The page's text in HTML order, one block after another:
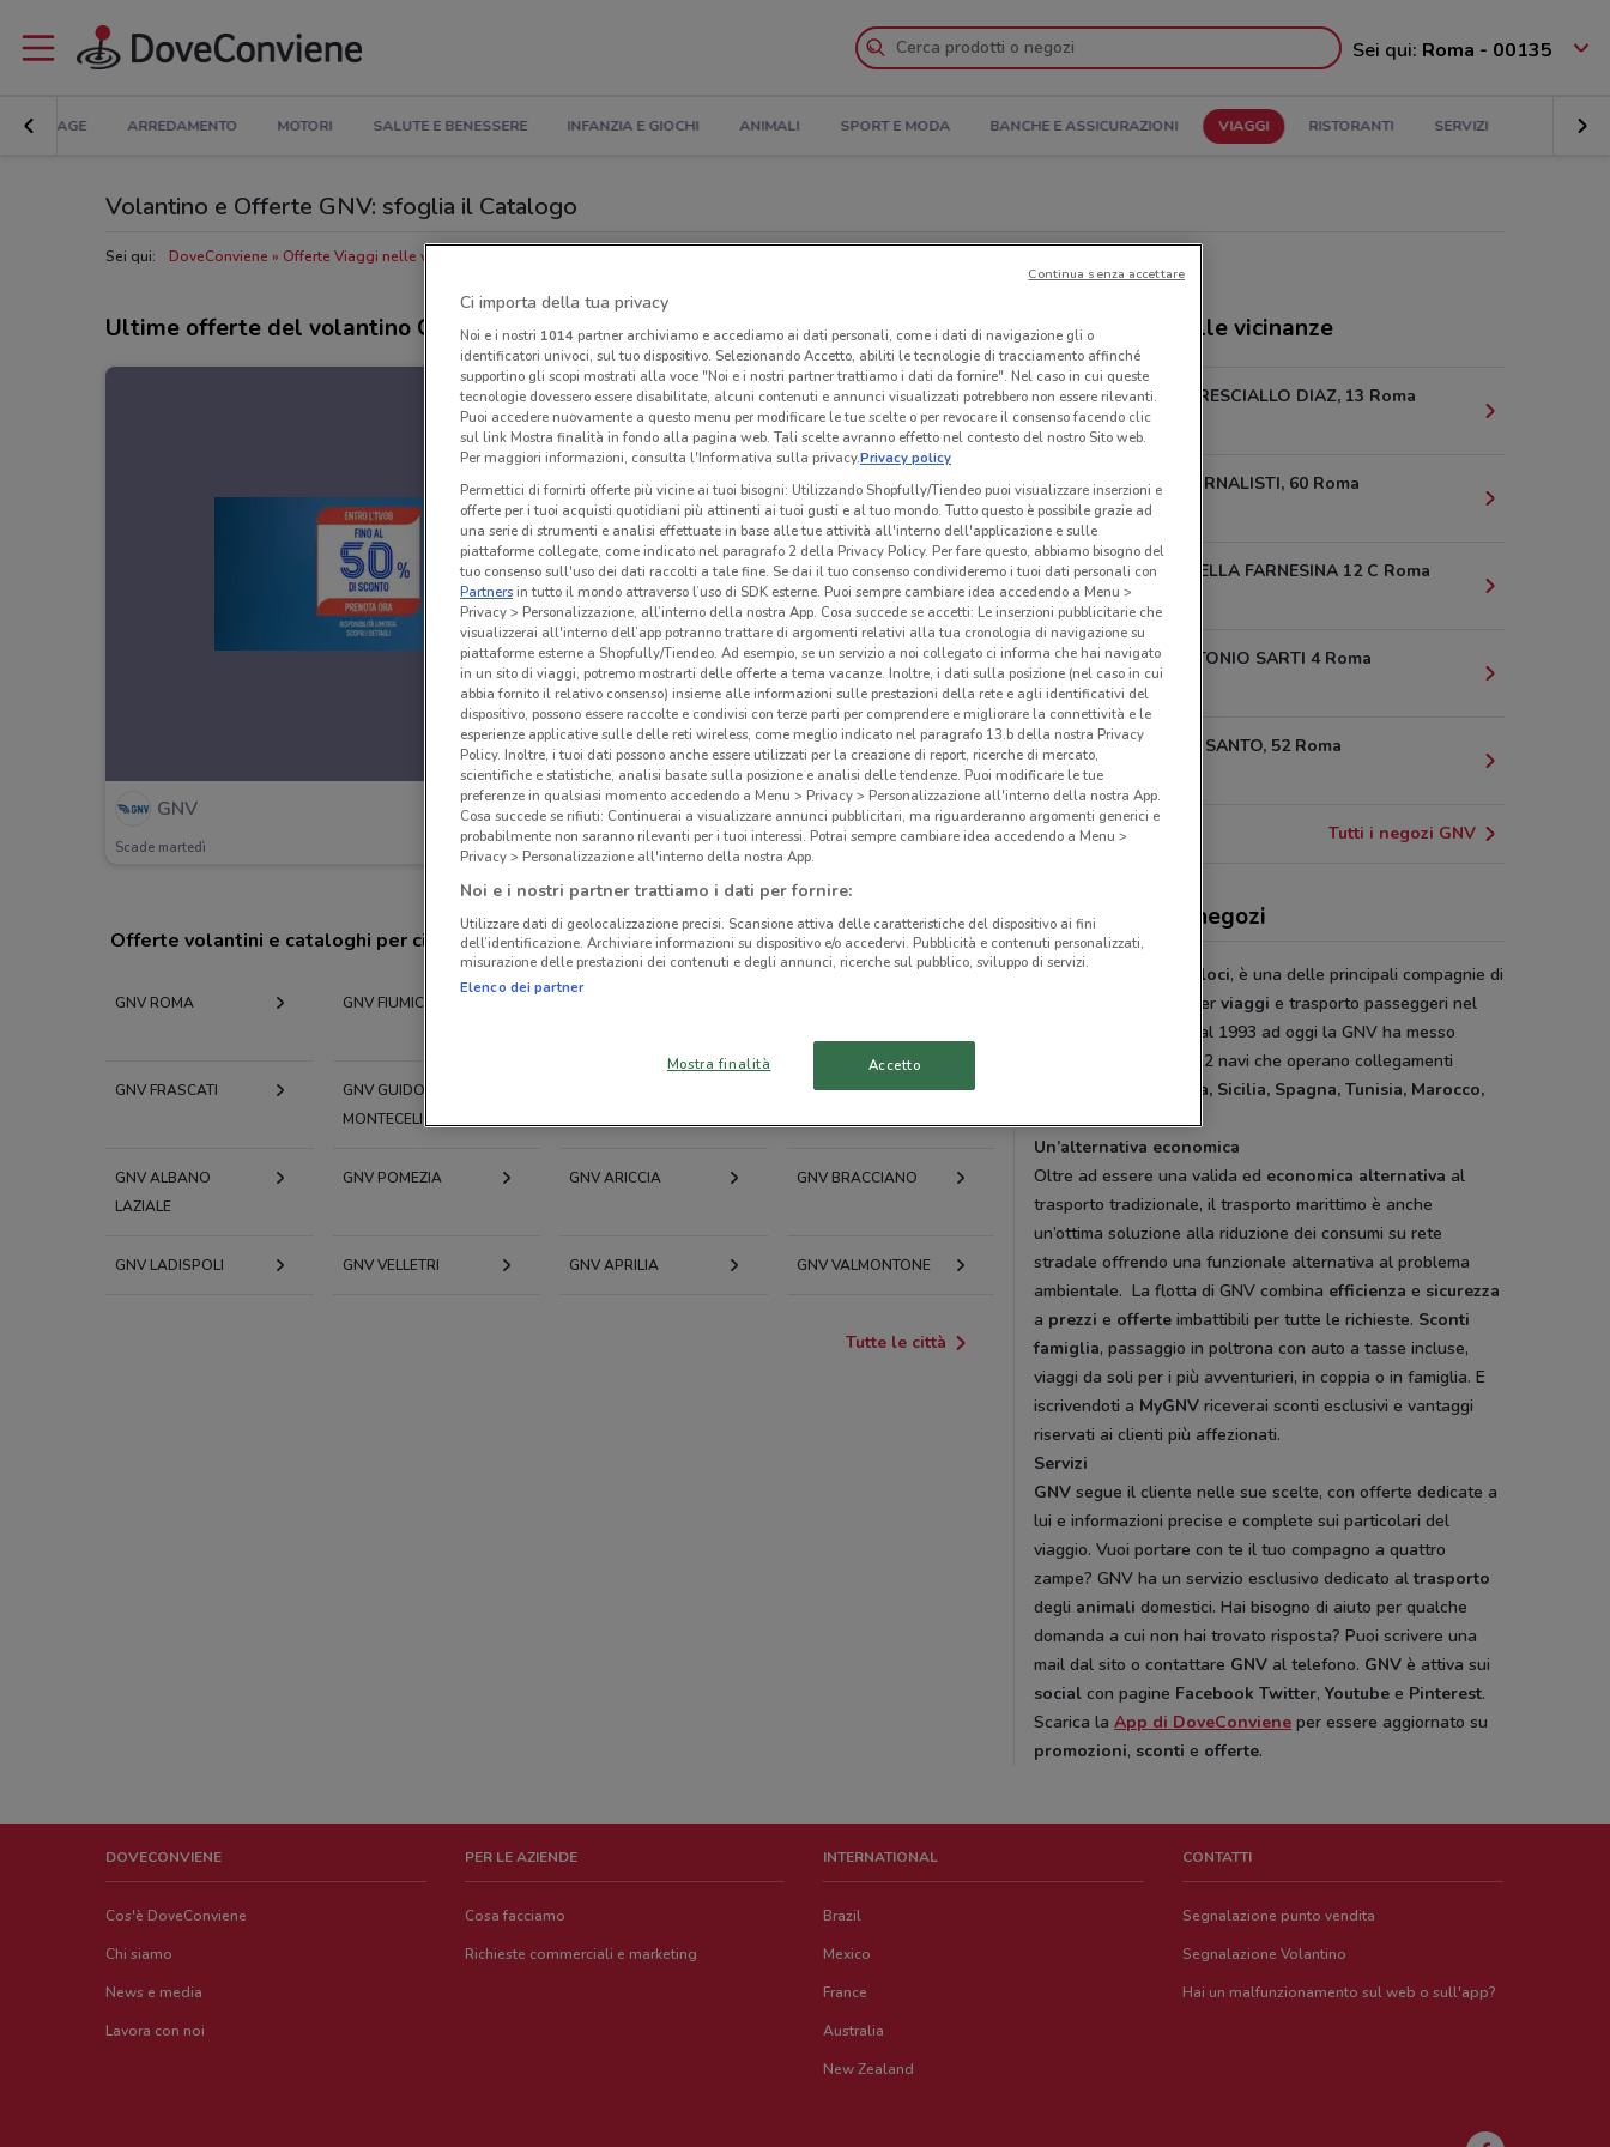
Sei qui: Roma - 00135
BRICOLAGE ARREDAMENTO MOTORI SALUTE E BENESSERE INFANZIA E GIOCHI ANIMALI SPORT E MODA BANCHE E ASSICURAZIONI VIAGGI RISTORANTI SERVIZI
Volantino e Offerte GNV: sfoglia il Catalogo
Sei qui: DoveConviene Offerte Viaggi nelle vicinanze
Ultime offerte del volantino GNV
GNV
Scade martedì
Offerte volantini e cataloghi per città nelle vicinanze
GNV ROMA GNV FIUMICINO
GNV FRASCATI
GNV GUIDONIA
MONTECELIO
GNV OSTIA
GNV ALBANO
LAZIALE
GNV POMEZIA GNV ARICCIA GNV BRACCIANO
GNV LADISPOLI GNV VELLETRI GNV APRILIA GNV VALMONTONE
Tutte le città
Negozi GNV nelle vicinanze
LARGO MARESCIALLO DIAZ, 13 Roma
901 m
VIA DEI GIORNALISTI, 60 Roma
990 m
VIA ORTI DELLA FARNESINA 12 C Roma
1 km
LARGO ANTONIO SARTI 4 Roma
1.6 km
VIA MONTE SANTO, 52 Roma
Tutti i negozi GNV
GNV, offerte e negozi
GNV,Grandi Veloci, è una delle principali compagnie di
navigazione italiane perviaggi e trasporto passeggeri nel
Mare Mediterraneo. Dal 1993 ad oggi la GNV ha messo
insieme una flotta di 12 navi che operano collegamenti
Sardegna, Sicilia, Spagna, Tunisia, Marocco,
Un’alternativa economica
Oltre ad essere una valida ed economica alternativa al
trasporto tradizionale, il trasporto marittimo è anche
un’ottima soluzione alla riduzione dei consumi su rete
stradale offrendo una funzionale alternativa al problema
ambientale. La flotta di GNV combina efficienza e sicurezza
a prezzi e offerte imbattibili per tutte le richieste. Sconti
famiglia, passaggio in poltrona con auto a tasse incluse,
viaggi da soli per i più avventurieri, in coppia o in famiglia. E
iscrivendoti a MyGNV riceverai sconti esclusivi e vantaggi
riservati ai clienti più affezionati.
Servizi
GNV segue il cliente nelle sue scelte, con offerte dedicate a
lui e informazioni precise e complete sui particolari del
viaggio. Vuoi portare con te il tuo compagno a quattro
zampe? GNV ha un servizio esclusivo dedicato altrasporto
degli animali domestici. Hai bisogno di aiuto per qualche
domanda a cui non hai trovato risposta? Puoi scrivere una
mail dal sito o contattare GNV al telefono. GNV è attiva sui
social con pagine Facebook Twitter,Youtube e Pinterest.
Scarica laApp di DoveConviene per essere aggiornato su
promozioni, sconti e offerte.
DOVECONVIENE
Cos'è DoveConviene
Chi siamo
News e media
Lavora con noi
PER LE AZIENDE
Cosa facciamo
Richieste commerciali e marketing
INTERNATIONAL
Brazil
Mexico
France
Australia
New Zealand
CONTATTI
Segnalazione punto vendita
Segnalazione Volantino
Hai un malfunzionamento sul web o sull'app?
Ci importa della tua privacy
Noi e i nostri 1014partner archiviamo e accediamo ai dati personali, come i dati di navigazione gli o
identificatori univoci, sul tuo dispositivo. Selezionando Accetto, abiliti le tecnologie di tracciamento affinché
supportino gli scopi mostrati alla voce "Noi e i nostri partner trattiamo i dati da fornire". Nel caso in cui queste
tecnologie dovessero essere disabilitate, alcuni contenuti e annunci visualizzati potrebbero non essere rilevanti.
Puoi accedere nuovamente a questo menu per modificare le tue scelte o per revocare il consenso facendo clic
sul link Mostra finalità in fondo alla pagina web. Tali scelte avranno effetto nel contesto del nostro Sito web.
Per maggiori informazioni, consulta l'Informativa sulla privacy.Privacy policy
Permettici di fornirti offerte più vicine ai tuoi bisogni: Utilizzando Shopfully/Tiendeo puoi visualizzare inserzioni e
offerte per i tuoi acquisti quotidiani più attinenti ai tuoi gusti e al tuo mondo. Tutto questo è possibile grazie ad
una serie di strumenti e analisi effettuate in base alle tue attività all'interno dell'applicazione e sulle
piattaforme collegate, come indicato nel paragrafo 2 della Privacy Policy. Per fare questo, abbiamo bisogno del
tuo consenso sull'uso dei dati raccolti a tale fine. Se dai il tuo consenso condivideremo i tuoi dati personali con
Partnersin tutto il mondo attraverso l’uso di SDK esterne. Puoi sempre cambiare idea accedendo a Menu >
Privacy > Personalizzazione, all’interno della nostra App. Cosa succede se accetti: Le inserzioni pubblicitarie che
visualizzerai all'interno dell’app potranno trattare di argomenti relativi alla tua cronologia di navigazione su
piattaforme esterne a Shopfully/Tiendeo. Ad esempio, se un servizio a noi collegato ci informa che hai navigato
in un sito di viaggi, potremo mostrarti delle offerte a tema vacanze. Inoltre, i dati sulla posizione (nel caso in cui
abbia fornito il relativo consenso) insieme alle informazioni sulle prestazioni della rete e agli identificativi del
dispositivo, possono essere raccolte e condivisi con terze parti per comprendere e migliorare la connettività e le
esperienze applicative sulle delle reti wireless, come meglio indicato nel paragrafo 13.b della nostra Privacy
Policy. Inoltre, i tuoi dati possono anche essere utilizzati per la creazione di report, ricerche di mercato,
scientifiche e statistiche, analisi basate sulla posizione e analisi delle tendenze. Puoi modificare le tue
preferenze in qualsiasi momento accedendo a Menu > Privacy > Personalizzazione all'interno della nostra App.
Cosa succede se rifiuti: Continuerai a visualizzare annunci pubblicitari, ma riguarderanno argomenti generici e
probabilmente non saranno rilevanti per i tuoi interessi. Potrai sempre cambiare idea accedendo a Menu >
Privacy > Personalizzazione all'interno della nostra App.
Noi e i nostri partner trattiamo i dati per fornire:
Utilizzare dati di geolocalizzazione precisi. Scansione attiva delle caratteristiche del dispositivo ai fini
dell’identificazione. Archiviare informazioni su dispositivo e/o accedervi. Pubblicità e contenuti personalizzati,
misurazione delle prestazioni dei contenuti e degli annunci, ricerche sul pubblico, sviluppo di servizi.
Elenco dei partner
Mostra finalità Accetto
Continua senza accettare